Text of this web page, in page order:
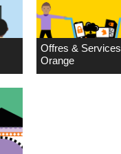
Offres & Services
Orange